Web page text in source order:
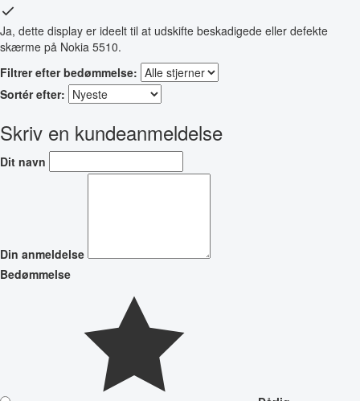
Ja, dette display er ideelt til at udskifte beskadigede eller defekte
skærme på Nokia 5510.
Filtrer efter bedømmelse:
Sortér efter:
Skriv en kundeanmeldelse
Dit navn
Din anmeldelse
Bedømmelse